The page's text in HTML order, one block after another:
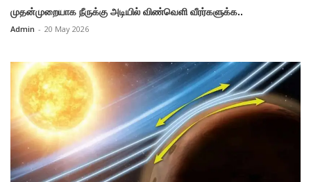
முதன்முறையாக நீருக்கு அடியில் விண்வெளி வீரர்களுக்க..
Admin - 20 May 2026